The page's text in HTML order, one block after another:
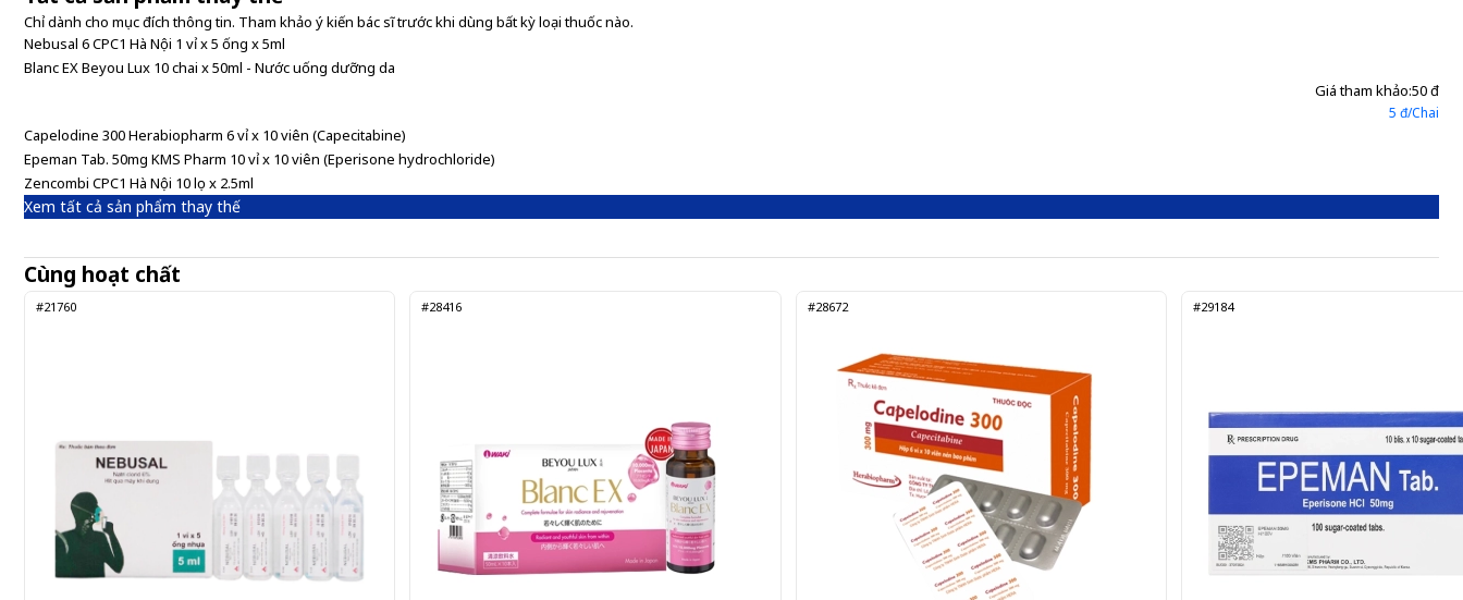
Chỉ dành cho mục đích thông tin. Tham khảo ý kiến bác sĩ trước khi dùng bất kỳ loại thuốc nào.
Nebusal 6 CPC1 Hà Nội 1 vỉ x 5 ống x 5ml
Blanc EX Beyou Lux 10 chai x 50ml - Nước uống dưỡng da
Giá tham khảo:50 đ
5 đ/Chai
Capelodine 300 Herabiopharm 6 vỉ x 10 viên (Capecitabine)
Epeman Tab. 50mg KMS Pharm 10 vỉ x 10 viên (Eperisone hydrochloride)
Zencombi CPC1 Hà Nội 10 lọ x 2.5ml
Xem tất cả sản phẩm thay thế
Cùng hoạt chất
#21760 #28416 #28672 #29184